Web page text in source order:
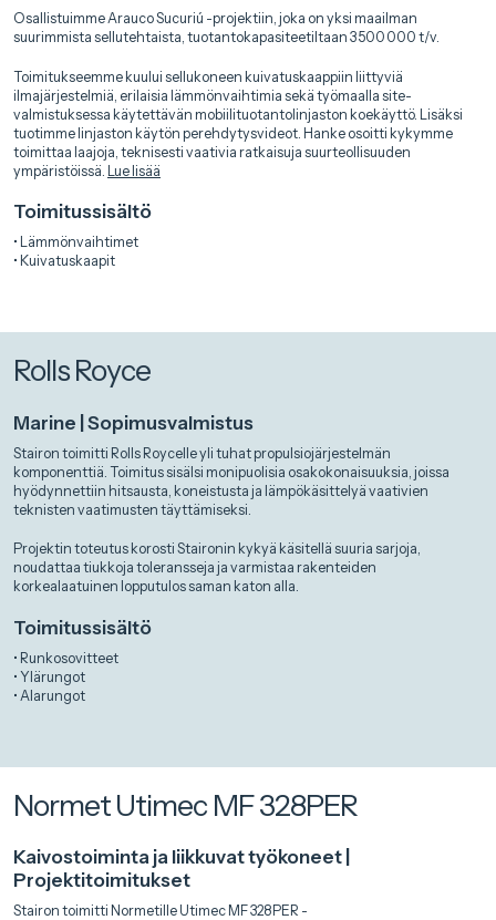
Osallistuimme Arauco Sucuriú -projektiin, joka on yksi maailman
suurimmista sellutehtaista, tuotantokapasiteetiltaan 3 500 000 t/v.
Toimitukseemme kuului sellukoneen kuivatuskaappiin liittyviä
ilmajärjestelmiä, erilaisia lämmönvaihtimia sekä työmaalla site-
valmistuksessa käytettävän mobiilituotantolinjaston koekäyttö. Lisäksi
tuotimme linjaston käytön perehdytysvideot. Hanke osoitti kykymme
toimittaa laajoja, teknisesti vaativia ratkaisuja suurteollisuuden
ympäristöissä. Lue lisää
Toimitussisältö
• Lämmönvaihtimet
• Kuivatuskaapit
Rolls Royce
Marine | Sopimusvalmistus
Stairon toimitti Rolls Roycelle yli tuhat propulsiojärjestelmän
komponenttiä. Toimitus sisälsi monipuolisia osakokonaisuuksia, joissa
hyödynnettiin hitsausta, koneistusta ja lämpökäsittelyä vaativien
teknisten vaatimusten täyttämiseksi.
Projektin toteutus korosti Staironin kykyä käsitellä suuria sarjoja,
noudattaa tiukkoja toleransseja ja varmistaa rakenteiden
korkealaatuinen lopputulos saman katon alla.
Toimitussisältö
• Runkosovitteet
• Ylärungot
• Alarungot
Normet Utimec MF 328PER
Kaivostoiminta ja liikkuvat työkoneet |
Projektitoimitukset
Stairon toimitti Normetille Utimec MF 328 PER -